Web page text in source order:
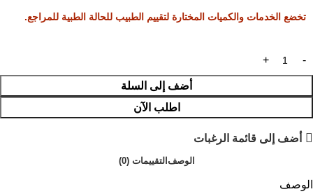
أضف إلى السلة
اطلب الآن
تخضع الخدمات والكميات المختارة لتقييم الطبيب للحالة الطبية للمراجع.
أضف إلى قائمة الرغبات
الوصف التقييمات (0)
الوصف